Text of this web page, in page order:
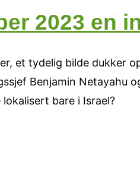
2023 en
et tydelig bilde dukker
Benjamin
bare i Israel?